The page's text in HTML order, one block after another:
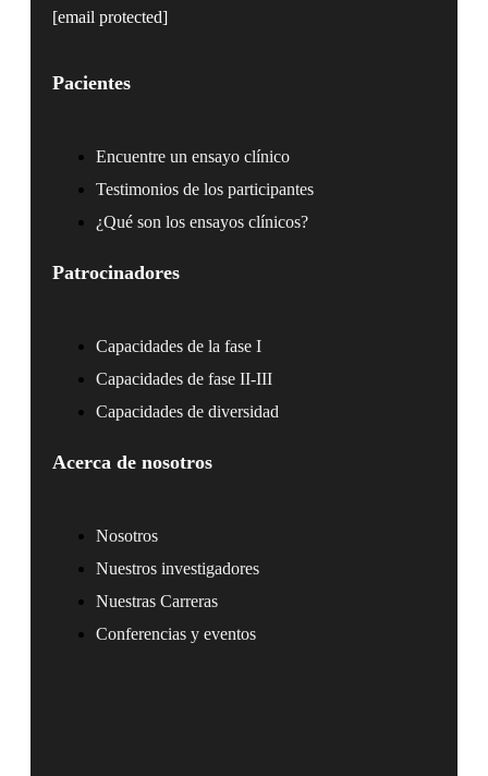
[email protected]
Pacientes
Encuentre un ensayo clínico
Testimonios de los participantes
¿Qué son los ensayos clínicos?
Patrocinadores
Capacidades de la fase I
Capacidades de fase II-III
Capacidades de diversidad
Acerca de nosotros
Nosotros
Nuestros investigadores
Nuestras Carreras
Conferencias y eventos